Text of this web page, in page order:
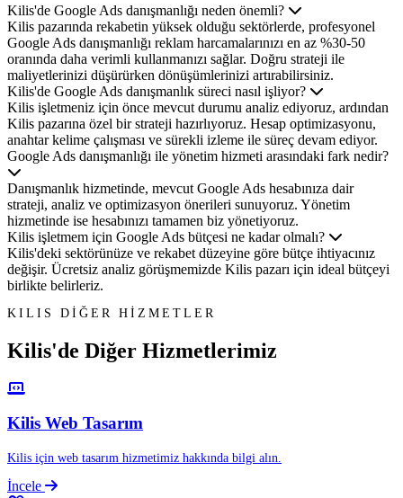
Kilis'de Google Ads danışmanlığı neden önemli?
Kilis pazarında rekabetin yüksek olduğu sektörlerde, profesyonel
Google Ads danışmanlığı reklam harcamalarınızı en az %30-50
oranında daha verimli kullanmanızı sağlar. Doğru strateji ile
maliyetlerinizi düşürürken dönüşümlerinizi artırabilirsiniz.
Kilis'de Google Ads danışmanlık süreci nasıl işliyor?
Kilis işletmeniz için önce mevcut durumu analiz ediyoruz, ardından
Kilis pazarına özel bir strateji hazırlıyoruz. Hesap optimizasyonu,
anahtar kelime çalışması ve sürekli izleme ile süreç devam ediyor.
Google Ads danışmanlığı ile yönetim hizmeti arasındaki fark nedir?
Danışmanlık hizmetinde, mevcut Google Ads hesabınıza dair
strateji, analiz ve optimizasyon önerileri sunuyoruz. Yönetim
hizmetinde ise hesabınızı tamamen biz yönetiyoruz.
Kilis işletmem için Google Ads bütçesi ne kadar olmalı?
Kilis'deki sektörünüze ve rekabet düzeyine göre bütçe ihtiyacınız
değişir. Ücretsiz analiz görüşmemizde Kilis pazarı için ideal bütçeyi
birlikte belirleriz.
KILIS DİĞER HİZMETLER
Kilis'de Diğer Hizmetlerimiz
Kilis Web Tasarım
Kilis için web tasarım hizmetimiz hakkında bilgi alın.
İncele